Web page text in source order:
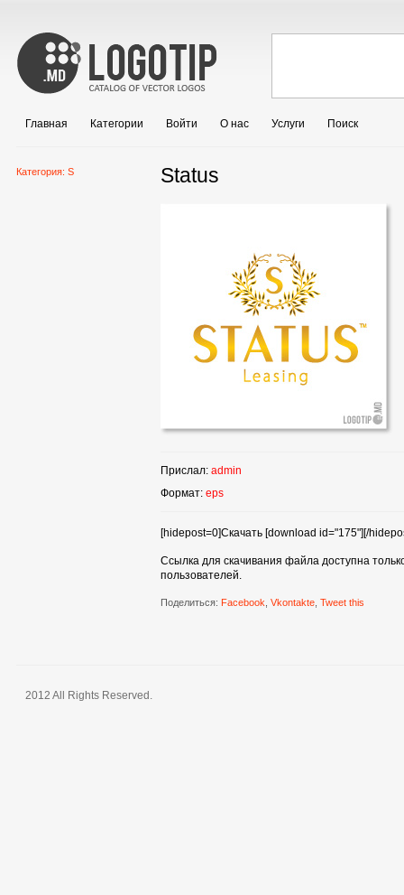
Главная Категории Войти О нас Услуги Поиск
Категория: S Status
Прислал: admin
Формат: eps
[hidepost=0]Скачать [download id="175"][/
Ссылка для скачивания файла доступна
пользователей.
Поделиться: Facebook Vkontakte, Tweet this
2012 All Rights Reserved.